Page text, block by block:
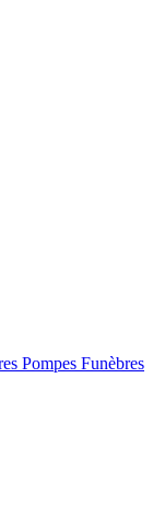
Pompes Funèbres